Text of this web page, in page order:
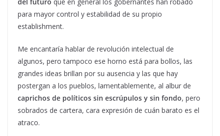
para mayor control y estabilidad de su propio
establishment.
Me encantaría hablar de revolución intelectual de
algunos, pero tampoco ese horno está para bollos, las
grandes ideas brillan por su ausencia y las que hay
postergan a los pueblos, lamentablemente, al albur de
caprichos de políticos sin escrúpulos y sin fondo, pero
sobrados de cartera, cara expresión de cuán barato es el
atraco.